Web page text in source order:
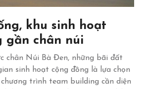
khu sinh hoạt
gần chân núi
chân Núi Bà Đen, những bãi đất
sinh hoạt cộng đồng là lựa chọn
chương trình team building cần diện